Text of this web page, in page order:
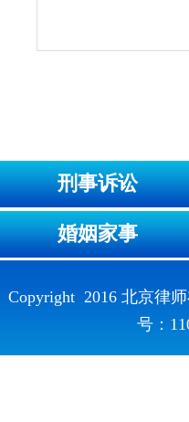
刑事诉讼
婚姻家事
Copyright 2016 北京律
号：